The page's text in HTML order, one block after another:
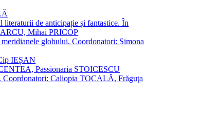
literaturii de anticipație și fantastice. În
Mihai PRICOP
globului. Coordonatori: Simona
IEȘAN
Passionaria STOICESCU
Coordonatori: Caliopia TOCALĂ, Frăguţa